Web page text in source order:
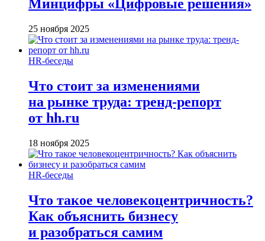
Минцифры «Цифровые решения»
25 ноября 2025
HR-беседы
Что стоит за изменениями
на рынке труда: тренд-репорт
от hh.ru
18 ноября 2025
HR-беседы
Что такое человеко­центричность?
Как объяснить бизнесу
и разобраться самим